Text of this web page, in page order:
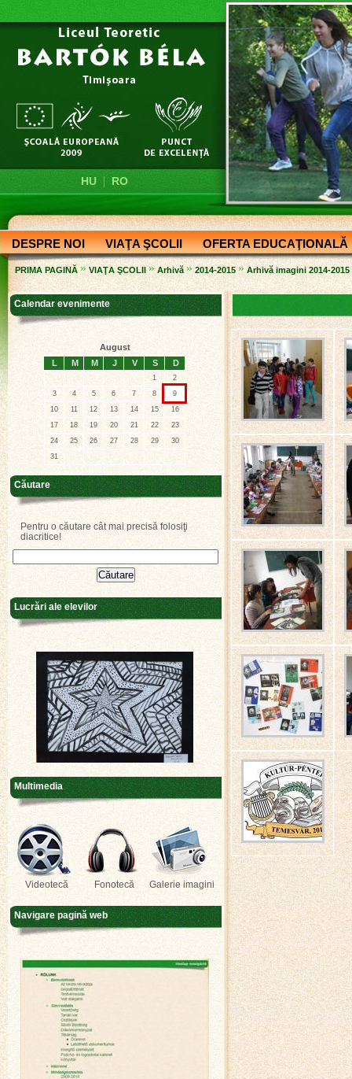
HU| RO
DESPRE NOI VIAŢA ŞCOLII OFERTA EDUCAŢIONALĂ
PRIMA PAGINĂ » VIAŢA ŞCOLII » Arhivă » 2014-2015 » Arhivă imagini 2014-2015
Calendar evenimente
August
L
M M J V S D
1
2
3
4 5 6 7 8
9
10
11 12 13 14 15
16
17
18 19 20 21 22
23
24
25 26 27 28 29
30
31
Căutare
Pentru o căutare cât mai precisă folosiţi
diacritice!
Lucrări ale elevilor
Multimedia
Videotecă Fonotecă Galerie imagini
Navigare pagină web